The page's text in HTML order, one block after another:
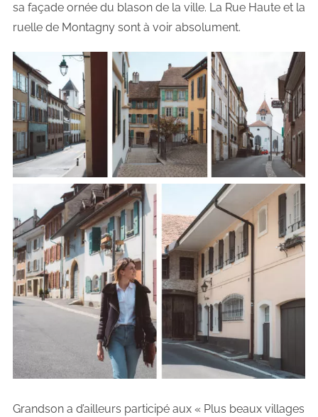
sa façade ornée du blason de la ville. La Rue Haute et la
ruelle de Montagny sont à voir absolument.
Grandson a d’ailleurs participé aux « Plus beaux villages